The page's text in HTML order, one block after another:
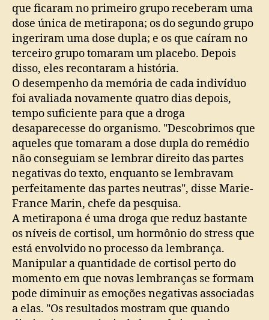
que ficaram no primeiro grupo receberam uma
dose única de metirapona; os do segundo grupo
ingeriram uma dose dupla; e os que caíram no
terceiro grupo tomaram um placebo. Depois
disso, eles recontaram a história.
O desempenho da memória de cada indivíduo
foi avaliada novamente quatro dias depois,
tempo suficiente para que a droga
desaparecesse do organismo. "Descobrimos que
aqueles que tomaram a dose dupla do remédio
não conseguiam se lembrar direito das partes
negativas do texto, enquanto se lembravam
perfeitamente das partes neutras", disse Marie-
France Marin, chefe da pesquisa.
A metirapona é uma droga que reduz bastante
os níveis de cortisol, um hormônio do stress que
está envolvido no processo da lembrança.
Manipular a quantidade de cortisol perto do
momento em que novas lembranças se formam
pode diminuir as emoções negativas associadas
a elas. "Os resultados mostram que quando